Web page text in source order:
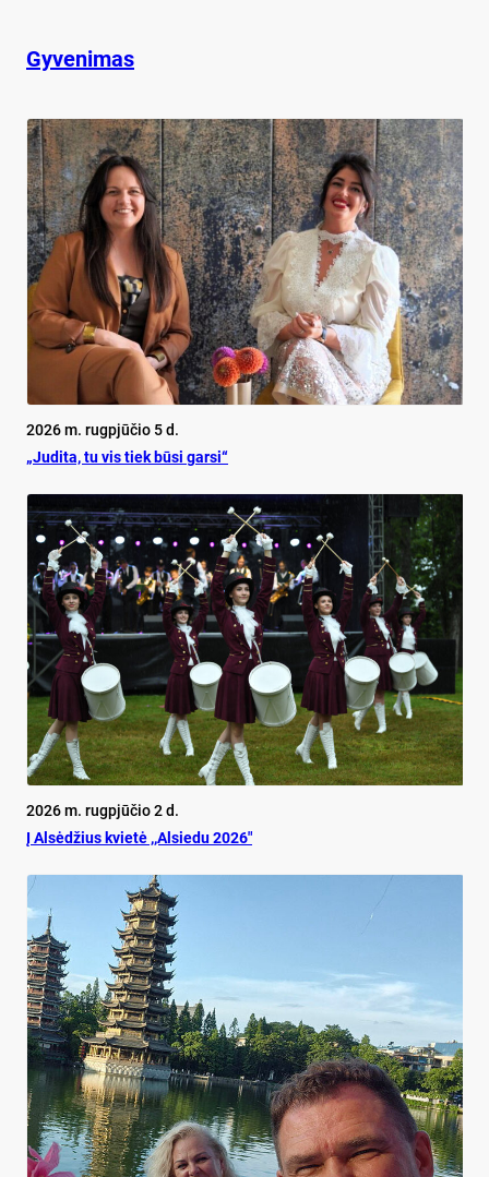
Gyvenimas
2026 m. rugpjūčio 5 d.
„Judita, tu vis tiek būsi garsi“
2026 m. rugpjūčio 2 d.
Į Alsėdžius kvietė ,,Alsiedu 2026″